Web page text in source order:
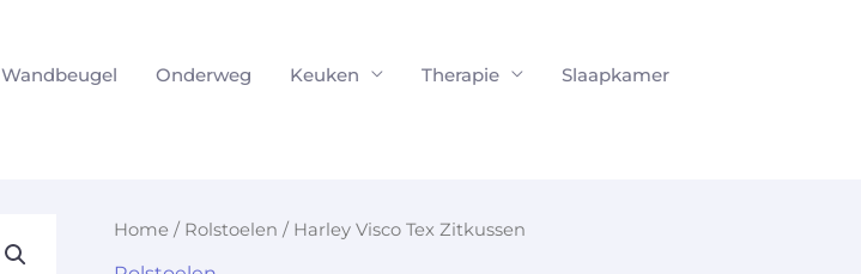
Wandbeugel Onderweg Keuken Therapie
Slaapkamer
Home / Rolstoelen / Harley Visco Tex Zitkussen